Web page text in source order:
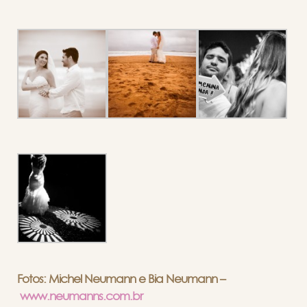
Fotos: Michel Neumann e Bia Neumann –
www.neumanns.com.br